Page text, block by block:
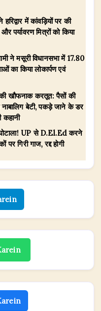
में कांवड़ियों पर की
और पर्यावरण मित्रों को किया
ने मसूरी विधानसभा में 17.80
का किया लोकार्पण एवं
खौफनाक करतूत: पैसों की
बेटी, पकड़े जाने के डर
घोटाला! UP से D.El.Ed करने
पर गिरी गाज, रद्द होगी